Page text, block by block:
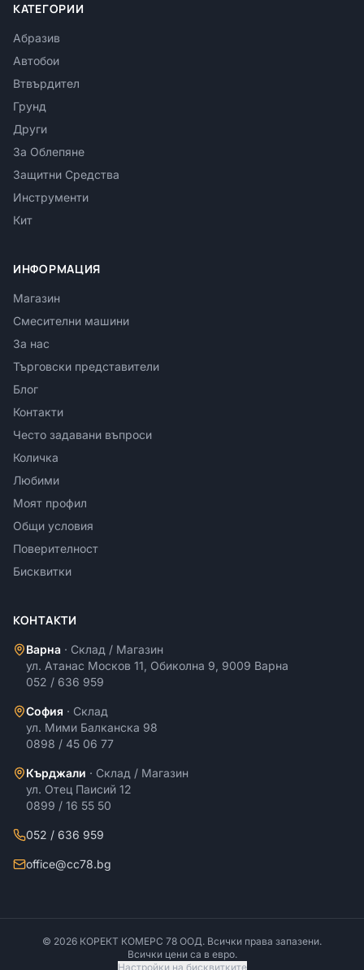
КАТЕГОРИИ
Абразив
Автобои
Втвърдител
Грунд
Други
За Облепяне
Защитни Средства
Инструменти
Кит
ИНФОРМАЦИЯ
Магазин
Смесителни машини
За нас
Търговски представители
Блог
Контакти
Често задавани въпроси
Количка
Любими
Моят профил
Общи условия
Поверителност
Бисквитки
КОНТАКТИ
Варна · Склад / Магазин
ул. Атанас Москов 11, Обиколна 9, 9009 Варна
052 / 636 959
София · Склад
ул. Мими Балканска 98
0898 / 45 06 77
Кърджали · Склад / Магазин
ул. Отец Паисий 12
0899 / 16 55 50
052 / 636 959
office@cc78.bg
© 2026 КОРЕКТ КОМЕРС 78 ООД. Всички права запазени.
Всички цени са в евро.
Настройки на бисквитките